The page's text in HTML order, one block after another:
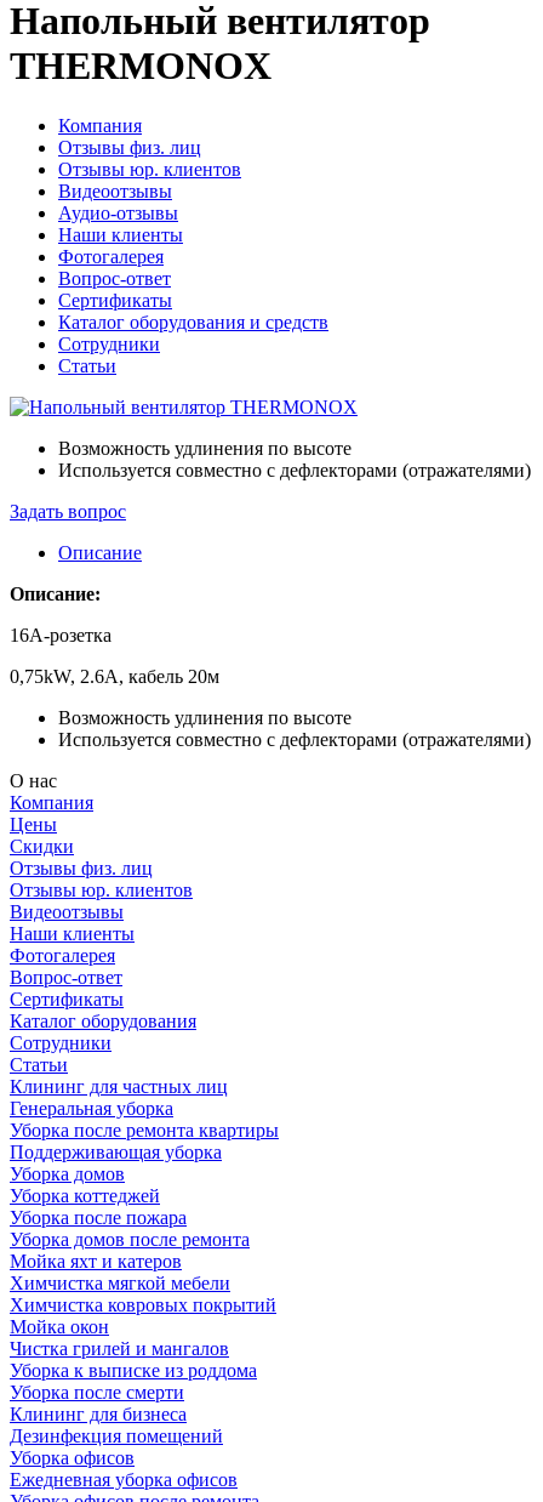
Напольный вентилятор
THERMONOX
Компания
Отзывы физ. лиц
Отзывы юр. клиентов
Видеоотзывы
Аудио-отзывы
Наши клиенты
Фотогалерея
Вопрос-ответ
Сертификаты
Каталог оборудования и средств
Сотрудники
Статьи
Возможность удлинения по высоте
Используется совместно с дефлекторами (отражателями)
Задать вопрос
Описание
Описание:
16А-розетка
0,75kW, 2.6А, кабель 20м
Возможность удлинения по высоте
Используется совместно с дефлекторами (отражателями)
О нас
Компания
Цены
Скидки
Отзывы физ. лиц
Отзывы юр. клиентов
Видеоотзывы
Наши клиенты
Фотогалерея
Вопрос-ответ
Сертификаты
Каталог оборудования
Сотрудники
Статьи
Клининг для частных лиц
Генеральная уборка
Уборка после ремонта квартиры
Поддерживающая уборка
Уборка домов
Уборка коттеджей
Уборка после пожара
Уборка домов после ремонта
Мойка яхт и катеров
Химчистка мягкой мебели
Химчистка ковровых покрытий
Мойка окон
Чистка грилей и мангалов
Уборка к выписке из роддома
Уборка после смерти
Клининг для бизнеса
Дезинфекция помещений
Уборка офисов
Ежедневная уборка офисов